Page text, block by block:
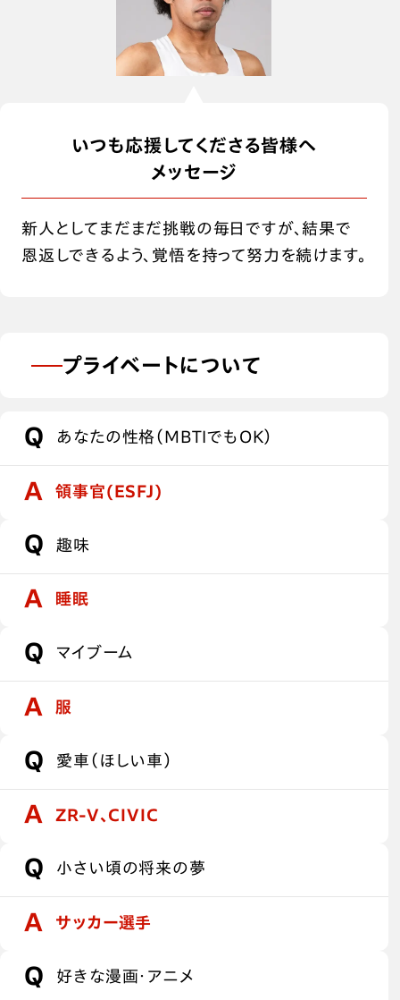
いつも応援してくださる皆様へ
メッセージ
新人としてまだまだ挑戦の毎日ですが、結果で
恩返しできるよう、覚悟を持って努力を続けます。
プライベートについて
あなたの性格（MBTIでもOK）
領事官(ESFJ)
趣味
睡眠
マイブーム
服
愛車（ほしい車）
ZR-V、CIVIC
小さい頃の将来の夢
サッカー選手
好きな漫画・アニメ